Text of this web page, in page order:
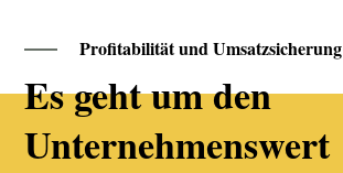
Profitabilität und Umsatzsicherung
Es geht um den
Unternehmenswert